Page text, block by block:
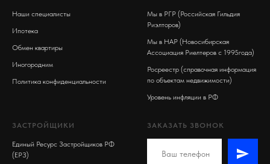
Наши специалисты
Ипотека
Обмен квартиры
Иногородним
Политика конфиденциальности
Мы в РГР (Российская Гильдия
Риэлторов)
Мы в НАР (Новосибирская
Ассоциация Риелтеров с 1995года)
Росреестр (справочная информация
по объектам недвижимости)
Уровень инфляции в РФ
ЗАСТРОЙЩИКИ
Единый Ресурс Застройщиков РФ
(ЕРЗ)
ЗАКАЗАТЬ ЗВОНОК